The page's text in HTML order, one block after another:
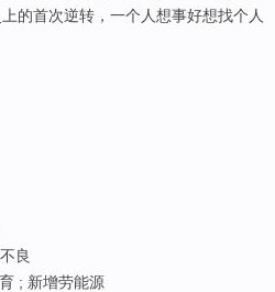
的首次逆转，一个人想事好想找个人
良
; 新增劳能源